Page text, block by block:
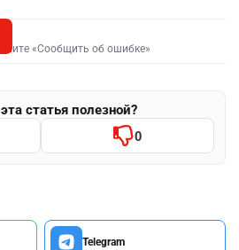
«Сообщить об ошибке»
статья полезной?
0
Telegram